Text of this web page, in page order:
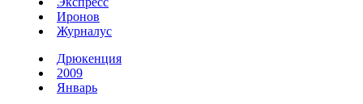
Иронов
Журналус
Дрюкенция
2009
Январь